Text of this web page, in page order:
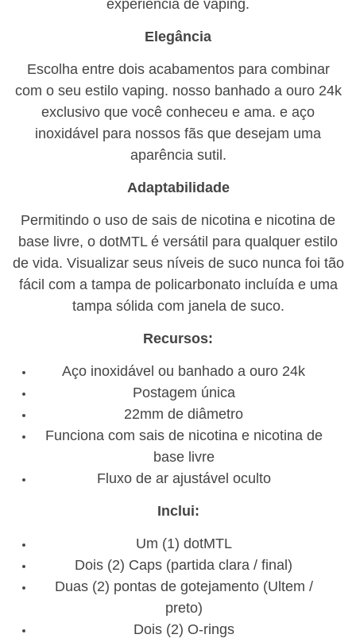
experiência de vaping.
Elegância
Escolha entre dois acabamentos para combinar
com o seu estilo vaping. nosso banhado a ouro 24k
exclusivo que você conheceu e ama. e aço
inoxidável para nossos fãs que desejam uma
aparência sutil.
Adaptabilidade
Permitindo o uso de sais de nicotina e nicotina de
base livre, o dotMTL é versátil para qualquer estilo
de vida. Visualizar seus níveis de suco nunca foi tão
fácil com a tampa de policarbonato incluída e uma
tampa sólida com janela de suco.
Recursos:
Aço inoxidável ou banhado a ouro 24k
Postagem única
22mm de diâmetro
Funciona com sais de nicotina e nicotina de
base livre
Fluxo de ar ajustável oculto
Inclui:
Um (1) dotMTL
Dois (2) Caps (partida clara / final)
Duas (2) pontas de gotejamento (Ultem /
preto)
Dois (2) O-rings